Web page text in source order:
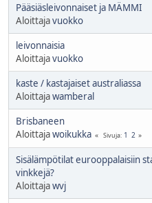
Pääsiäsleivonnaiset ja MÄMMI
Aloittajavuokko
leivonnaisia
Aloittajavuokko
kaste / kastajaiset australiassa
Aloittajawamberal
Brisbaneen
Aloittajawoikukka Sivuja 1 2
Sisälämpötilat eurooppalaisiin
vinkkejä?
Aloittajawvj